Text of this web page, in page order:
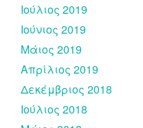
Ιούλιος 2019
Ιούνιος 2019
Μάιος 2019
Απρίλιος 2019
Δεκέμβριος 2018
Ιούλιος 2018